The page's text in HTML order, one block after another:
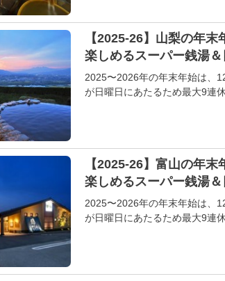
【2025-26】山梨の年
楽しめるスーパー銭湯
2025〜2026年の年末年始は、
が日曜日にあたるため最大9連
【2025-26】富山の年
楽しめるスーパー銭湯
2025〜2026年の年末年始は、
が日曜日にあたるため最大9連